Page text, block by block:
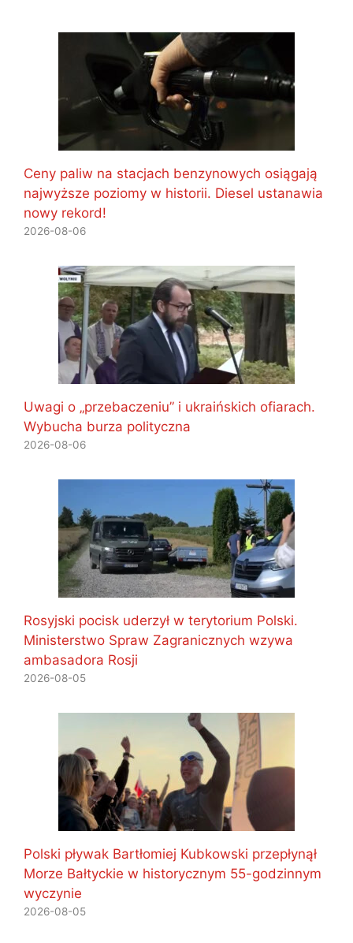
Ceny paliw na stacjach benzynowych osiągają
najwyższe poziomy w historii. Diesel ustanawia
nowy rekord!
2026-08-06
Uwagi o „przebaczeniu” i ukraińskich ofiarach.
Wybucha burza polityczna
2026-08-06
Rosyjski pocisk uderzył w terytorium Polski.
Ministerstwo Spraw Zagranicznych wzywa
ambasadora Rosji
2026-08-05
Polski pływak Bartłomiej Kubkowski przepłynął
Morze Bałtyckie w historycznym 55-godzinnym
wyczynie
2026-08-05